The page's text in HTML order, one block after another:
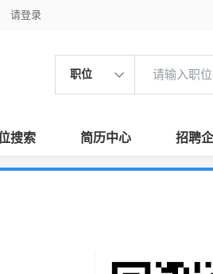
请登录
职位
搜索 简历中心 招聘